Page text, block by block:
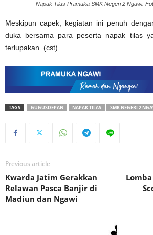
Napak Tilas Pramuka SMK Negeri 2 Ngawi.
Meskipun capek, kegiatan ini penuh
duka bersama para peserta napak tilas
terlupakan. (cst)
TAGS GUGUSDEPAN NAPAK TILAS SMK NEGERI 2
Previous article
Kwarda Jatim Gerakkan
Relawan Pasca Banjir di
Madiun dan Ngawi